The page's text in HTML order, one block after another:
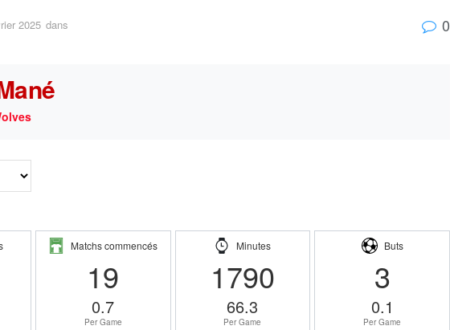
2025 dans 0
Matchs commencés
19
0.7
Per Game
Minutes
1790
66.3
Per Game
Buts
3
0.1
Per Game